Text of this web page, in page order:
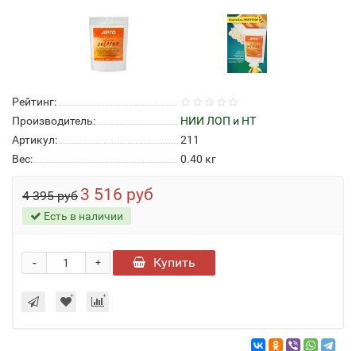
Рейтинг:
Производитель:
НИИ ЛОП и НТ
Артикул:
211
Вес:
0.40 кг
4 395 руб 3 516 руб
Есть в наличии
+
- Купить